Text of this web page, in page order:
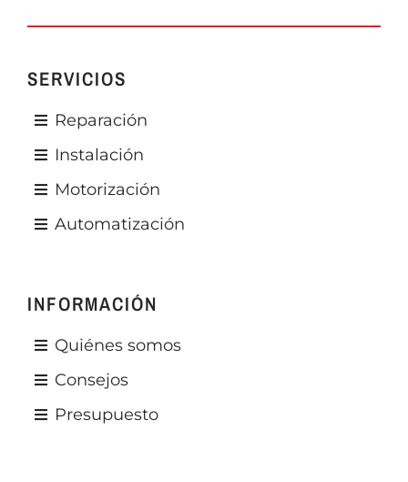
SERVICIOS
Reparación
Instalación
Motorización
Automatización
INFORMACIÓN
Quiénes somos
Consejos
Presupuesto